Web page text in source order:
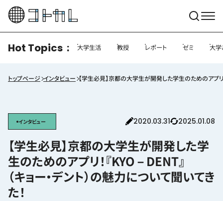
Hot Topics 大学生活 教授 レポート ゼミ 大学
トップページ インタビュー 【学生必見】京都の大学生が開発した学生のためのアプリ
インタビュー 2020.03.31 2025.01.08
【学生必見】京都の大学生が開発した学
生のためのアプリ！『KYO－DENT』
（キョー・デント）の魅力について聞いてき
た！